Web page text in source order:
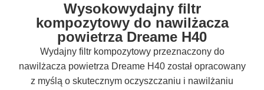
Wysokowydajny filtr
kompozytowy do nawilżacza
powietrza Dreame H40
Wydajny filtr kompozytowy przeznaczony do
nawilżacza powietrza Dreame H40 został opracowany
z myślą o skutecznym oczyszczaniu i nawilżaniu